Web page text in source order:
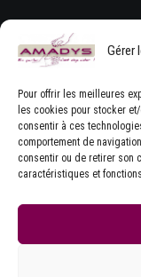
Gérer
Pour offrir les meilleures
les cookies pour stocker
consentir à ces
comportement de
consentir ou de retirer son
caractéristiques et
J'ACCEPTE LES
D'UTILISATION